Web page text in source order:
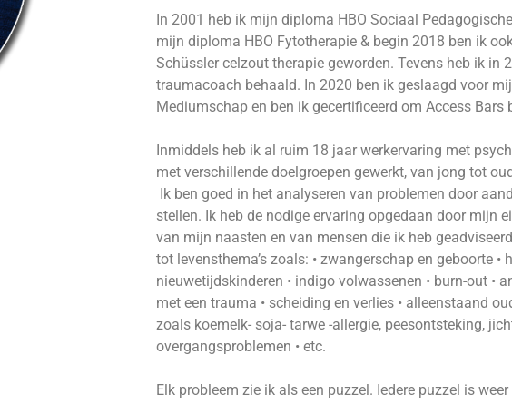
In 2001 heb ik mijn diploma HBO Sociaal
mijn diploma HBO Fytotherapie & begin 2018 ben ik
Schüssler celzout therapie geworden. Tevens heb ik in
traumacoach behaald. In 2020 ben ik geslaagd voor
Mediumschap en ben ik gecertificeerd om Access Bars
Inmiddels heb ik al ruim 18 jaar werkervaring met
met verschillende doelgroepen gewerkt, van jong tot
Ik ben goed in het analyseren van problemen door
stellen. Ik heb de nodige ervaring opgedaan door mijn
van mijn naasten en van mensen die ik heb
tot levensthema’s zoals: • zwangerschap en geboorte •
nieuwetijdskinderen • indigo volwassenen • burn-out •
met een trauma • scheiding en verlies • alleenstaand
zoals koemelk- soja- tarwe -allergie, peesontsteking,
overgangsproblemen • etc.
Elk probleem zie ik als een puzzel. Iedere puzzel is